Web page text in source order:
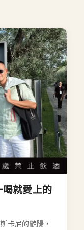
喝就愛上的
卡尼的艷陽，